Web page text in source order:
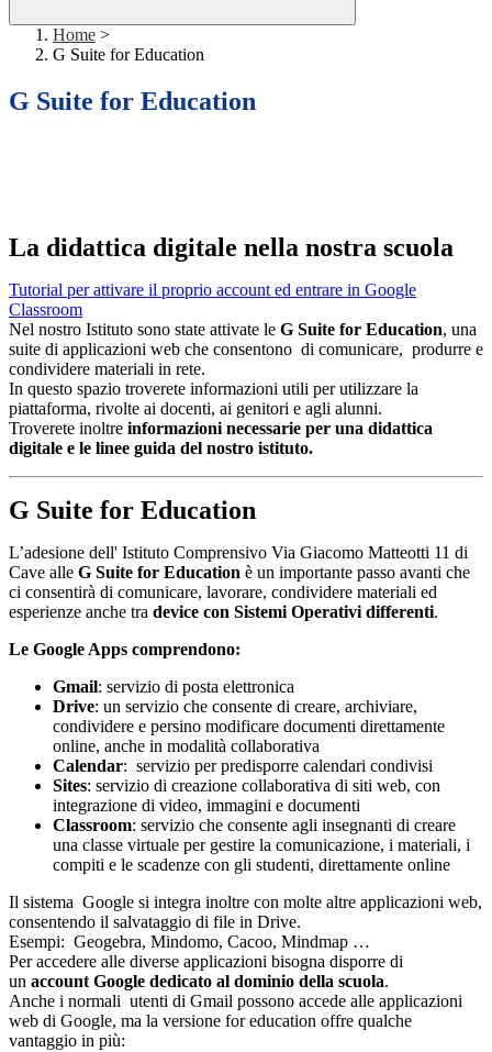
Home >
G Suite for Education
G Suite for Education
La didattica digitale nella nostra scuola
Tutorial per attivare il proprio account ed entrare in Google
Classroom
Nel nostro Istituto sono state attivate le G Suite for Education, una
suite di applicazioni web che consentono di comunicare, produrre e
condividere materiali in rete.
In questo spazio troverete informazioni utili per utilizzare la
piattaforma, rivolte ai docenti, ai genitori e agli alunni.
Troverete inoltre informazioni necessarie per una didattica
digitale e le linee guida del nostro istituto.
G Suite for Education
L’adesione dell' Istituto Comprensivo Via Giacomo Matteotti 11 di
Cave alle G Suite for Education è un importante passo avanti che
ci consentirà di comunicare, lavorare, condividere materiali ed
esperienze anche tra device con Sistemi Operativi differenti.
Le Google Apps comprendono:
Gmail: servizio di posta elettronica
Drive: un servizio che consente di creare, archiviare,
condividere e persino modificare documenti direttamente
online, anche in modalità collaborativa
Calendar: servizio per predisporre calendari condivisi
Sites: servizio di creazione collaborativa di siti web, con
integrazione di video, immagini e documenti
Classroom: servizio che consente agli insegnanti di creare
una classe virtuale per gestire la comunicazione, i materiali, i
compiti e le scadenze con gli studenti, direttamente online
Il sistema Google si integra inoltre con molte altre applicazioni web,
consentendo il salvataggio di file in Drive.
Esempi: Geogebra, Mindomo, Cacoo, Mindmap …
Per accedere alle diverse applicazioni bisogna disporre di
un account Google dedicato al dominio della scuola.
Anche i normali utenti di Gmail possono accede alle applicazioni
web di Google, ma la versione for education offre qualche
vantaggio in più: